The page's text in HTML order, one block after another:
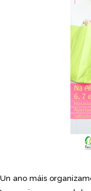
Un ano máis